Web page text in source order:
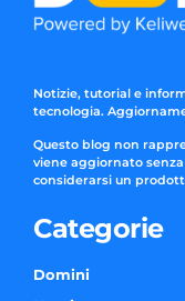
Notizie, tutorial e
tecnologia.
Questo blog non
viene aggiornato
considerarsi un
Categorie
Domini